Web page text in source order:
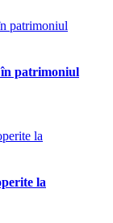
în patrimoniul
la